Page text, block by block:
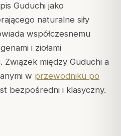
Guduchi jako
naturalne siły
współczesnemu
i ziołami
Związek między Guduchi a
w przewodniku po
bezpośredni i klasyczny.